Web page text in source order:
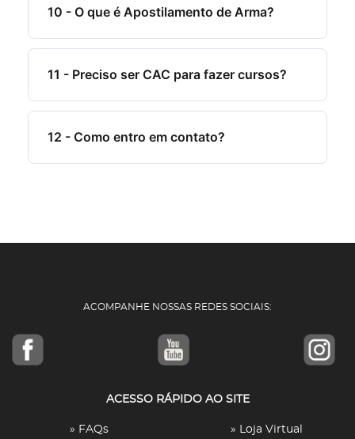
10 - O que é Apostilamento de Arma?
11 - Preciso ser CAC para fazer cursos?
12 - Como entro em contato?
ACOMPANHE NOSSAS REDES SOCIAIS:
ACESSO RÁPIDO AO SITE
» FAQs » Loja Virtual